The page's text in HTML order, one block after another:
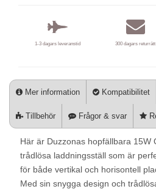
1-3 dagars leveranstid 300 dagars returrätt
Mer information Kompatibilitet
Tillbehör Frågor & svar
Här är Duzzonas hopfällbara 15W
trådlösa laddningsställ som är
för både vertikal och horisontell
Med sin snygga design och